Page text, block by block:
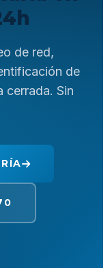
de red,
de
cerrada. Sin